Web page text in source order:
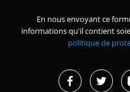
En nous envoyant ce
informations qu'il contient
politique de